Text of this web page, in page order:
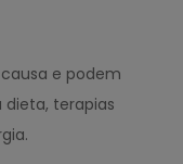
e podem
terapias